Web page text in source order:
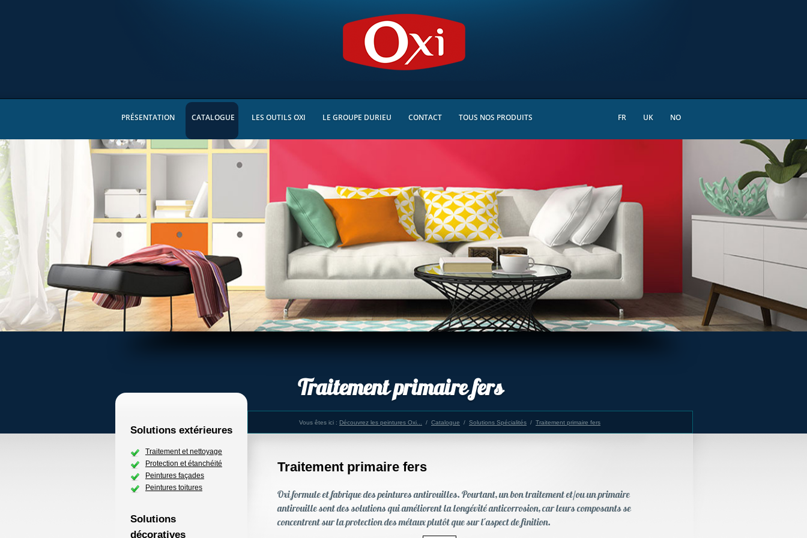
PRÉSENTATION CATALOGUE LES OUTILS OXI LE GROUPE DURIEU CONTACT TOUS NOS PRODUITS NO
UK
FR
Solutions extérieures
Traitement et nettoyage
Protection et étanchéité
Peintures façades
Peintures toitures
Solutions
décoratives
Traitement primaire fers
Vous êtes ici : Découvrez les peintures Oxi... / Catalogue / Solutions Spécialités / Traitement primaire fers
Traitement primaire fers
Oxi formule et fabrique des peintures antirouilles. Pourtant, un bon traitement et/ou un primaire
antirouille sont des solutions qui améliorent la longévité anticorrosion, car leurs composants se
concentrent sur la protection des métaux plutôt que sur l'aspect de finition.